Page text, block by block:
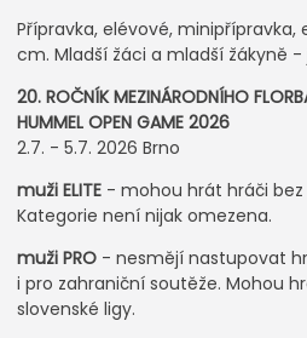
Přípravka, elévové, minipřípravka,
cm. Mladší žáci a mladší žákyně -
20. ROČNÍK MEZINÁRODNÍHO
HUMMEL OPEN GAME 2026
2.7. - 5.7. 2026 Brno
muži ELITE - mohou hrát hráči
Kategorie není nijak omezena.
muži PRO - nesmějí nastupovat
i pro zahraniční soutěže. Mohou
slovenské ligy.